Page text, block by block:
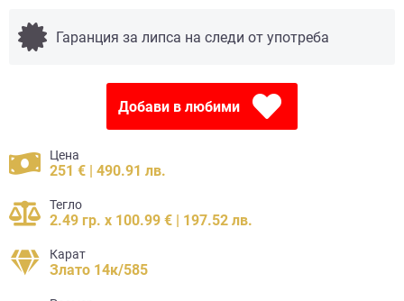
Гаранция за липса на следи от употреба
Добави в любими
Цена
251 € | 490.91 лв.
Тегло
2.49 гр. x 100.99 € | 197.52 лв.
Карат
Злато 14к/585